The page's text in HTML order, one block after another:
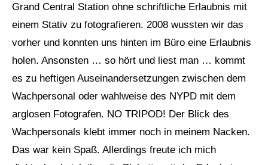
Grand Central Station ohne schriftliche Erlaubnis mit
einem Stativ zu fotografieren. 2008 wussten wir das
vorher und konnten uns hinten im Büro eine Erlaubnis
holen. Ansonsten … so hört und liest man … kommt
es zu heftigen Auseinandersetzungen zwischen dem
Wachpersonal oder wahlweise des NYPD mit dem
arglosen Fotografen. NO TRIPOD! Der Blick des
Wachpersonals klebt immer noch in meinem Nacken.
Das war kein Spaß. Allerdings freute ich mich